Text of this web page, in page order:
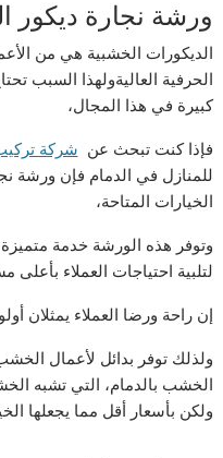
ورشة نجارة ديكور
الديكورات الخشبية هي من
الحرفية العاليةولهذا السبب
كبيرة في هذا المجال،
فإذا كنت تبحث عن شركة
للمنازل في الدمام فإن ورشة
الخيارات المتاحة،
وتوفر هذه الورشة خدمة
لتلبية احتياجات العملاء
إن راحة ورضا العملاء يمثلان
ولذلك توفر بدائل لأعمال
الخشب بالدمام، التي تشبه
ولكن بأسعار أقل مما يجعلها